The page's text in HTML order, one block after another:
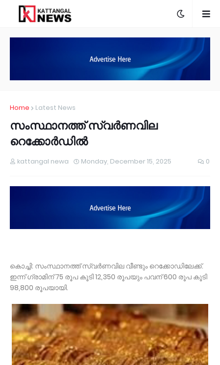
Home Latest News
സംസ്ഥാനത്ത് സ്വര്‍ണവില
റെക്കോർഡിൽ
kattangal newa Monday, December 15, 2025 0
കൊച്ചി: സംസ്ഥാനത്ത് സ്വര്‍ണവില വീണ്ടും റെക്കോഡിലേക്ക്.
ഇന്ന് ഗ്രാമിന് 75 രൂപ കൂടി 12,350 രൂപയും പവന് 600 രൂപ കൂടി
98,800 രൂപയായി.